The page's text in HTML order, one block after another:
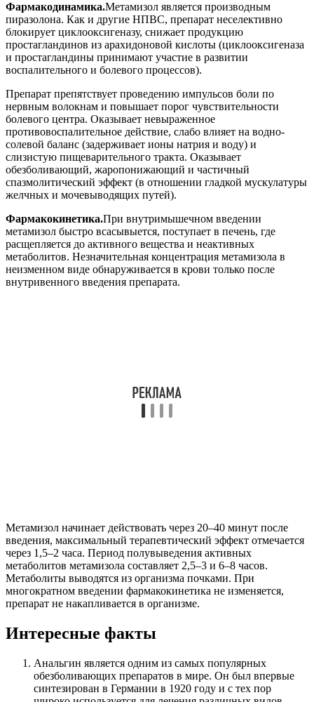
Фармакодинамика.Метамизол является производным
пиразолона. Как и другие НПВС, препарат неселективно
блокирует циклооксигеназу, снижает продукцию
простагландинов из арахидоновой кислоты (циклооксигеназа
и простагландины принимают участие в развитии
воспалительного и болевого процессов).
Препарат препятствует проведению импульсов боли по
нервным волокнам и повышает порог чувствительности
болевого центра. Оказывает невыраженное
противовоспалительное действие, слабо влияет на водно-
солевой баланс (задерживает ионы натрия и воду) и
слизистую пищеварительного тракта. Оказывает
обезболивающий, жаропонижающий и частичный
спазмолитический эффект (в отношении гладкой мускулатуры
желчных и мочевыводящих путей).
Фармакокинетика.При внутримышечном введении
метамизол быстро всасывыется, поступает в печень, где
расщепляется до активного вещества и неактивных
метаболитов. Незначительная концентрация метамизола в
неизменном виде обнаруживается в крови только после
внутривенного введения препарата.
Метамизол начинает действовать через 20–40 минут после
введения, максимальный терапевтический эффект отмечается
через 1,5–2 часа. Период полувыведения активных
метаболитов метамизола составляет 2,5–3 и 6–8 часов.
Метаболиты выводятся из организма почками. При
многократном введении фармакокинетика не изменяется,
препарат не накапливается в организме.
Интересные факты
Анальгин является одним из самых популярных
обезболивающих препаратов в мире. Он был впервые
синтезирован в Германии в 1920 году и с тех пор